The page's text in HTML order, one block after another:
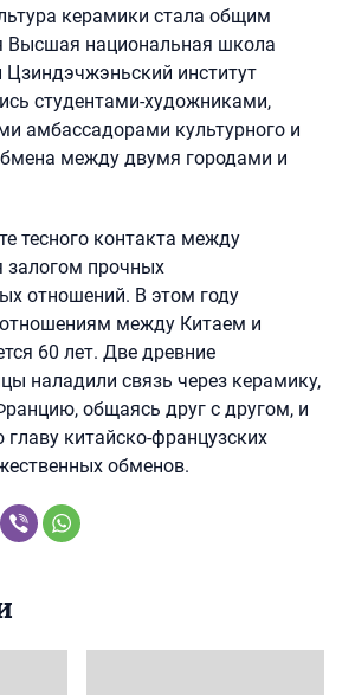
керамики стала общим
Высшая национальная школа
институт
студентами-художниками,
амбассадорами культурного и
между двумя городами и
тесного контакта между
залогом прочных
отношений. В этом году
между Китаем и
60 лет. Две древние
наладили связь через керамику,
общаясь друг с другом, и
китайско-французских
обменов.